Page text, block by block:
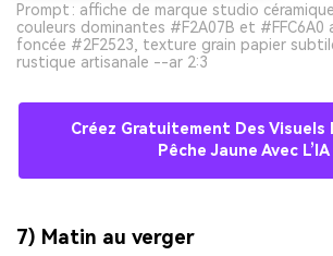
Prompt : affiche de marque studio
couleurs dominantes #F2A07B et #FFC6A0
foncée #2F2523, texture grain papier
rustique artisanale --ar 2:3
Créez Gratuitement Des Visuels
Pêche Jaune Avec L’IA
7) Matin au verger